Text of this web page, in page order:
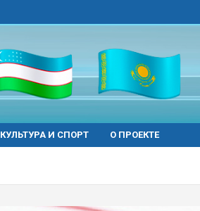
КУЛЬТУРА И СПОРТ О ПРОЕКТЕ